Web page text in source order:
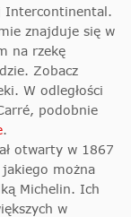
Intercontinental.
znajduje się w
na rzekę
Zobacz
W odległości
podobnie
.
otwarty w 1867
można
Michelin. Ich
w